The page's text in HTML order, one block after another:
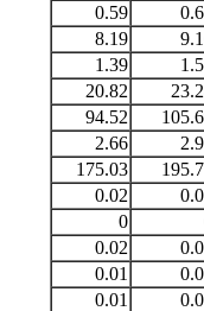
0.59
8.19
1.39
20.82
94.52
2.66
175.03
0.02
0
0.02
0.01
0.01